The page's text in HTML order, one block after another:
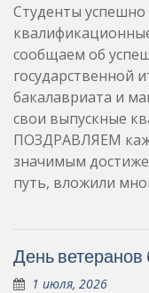
Студенты
сообщаем об
государственной
бакалавриата и
свои выпускные
ПОЗДРАВЛЯЕМ
значимым
путь, вложили
День
1 июля, 2026